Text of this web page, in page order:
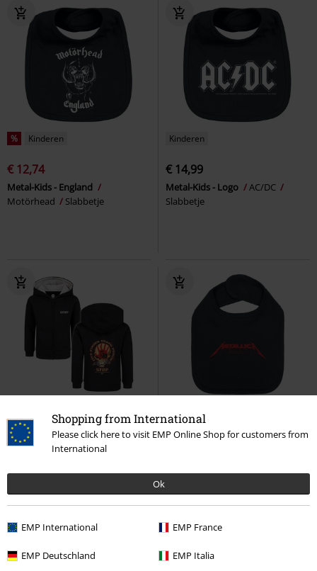
Shopping from International
Please click here to visit EMP Online Shop for customers from
International
Ok
EMP International EMP France
EMP Deutschland EMP Italia
% Kinderen
€ 12,74
Metal-Kids - England
Motörhead
Slabbetje
Kinderen
€ 14,99
Metal-Kids - Logo
AC/DC
Slabbetje
€ 32,99
Metal-Kids - Knucklehead
Finger Death Punch
Kinder
€ 12,74
Slabbetje